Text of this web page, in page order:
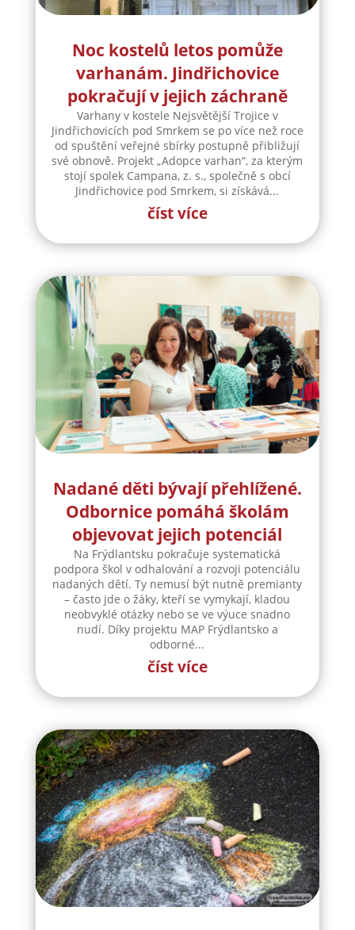
Noc kostelů letos pomůže
varhanám. Jindřichovice
pokračují v jejich záchraně
Varhany v kostele Nejsvětější Trojice v
Jindřichovicích pod Smrkem se po více než roce
od spuštění veřejné sbírky postupně přibližují
své obnově. Projekt „Adopce varhan“, za kterým
stojí spolek Campana, z. s., společně s obcí
Jindřichovice pod Smrkem, si získává...
číst více
Nadané děti bývají přehlížené.
Odbornice pomáhá školám
objevovat jejich potenciál
Na Frýdlantsku pokračuje systematická
podpora škol v odhalování a rozvoji potenciálu
nadaných dětí. Ty nemusí být nutně premianty
– často jde o žáky, kteří se vymykají, kladou
neobvyklé otázky nebo se ve výuce snadno
nudí. Díky projektu MAP Frýdlantsko a
odborné...
číst více